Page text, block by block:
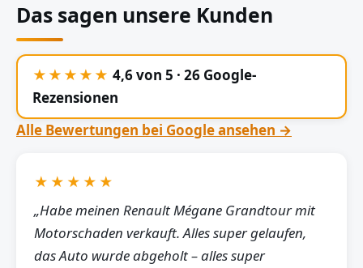
Das sagen unsere Kunden
★★★★★ 4,6 von 5 · 26 Google-
Rezensionen
Alle Bewertungen bei Google ansehen →
★★★★★
„Habe meinen Renault Mégane Grandtour mit
Motorschaden verkauft. Alles super gelaufen,
das Auto wurde abgeholt – alles super